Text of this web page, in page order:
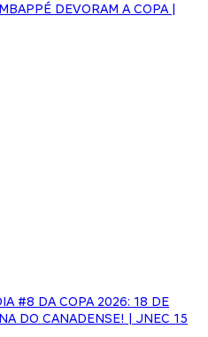
DEVORAM A COPA |
#8 DA COPA 2026: 18 DE
DO CANADENSE! | JNEC 15